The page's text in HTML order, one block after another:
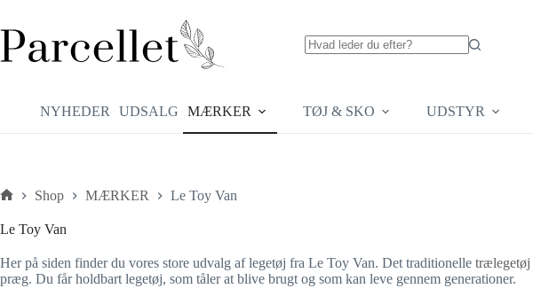
indhold
NYHEDER UDSALG MÆRKER TØJ & SKO UDSTYR
Shop MÆRKER Le Toy Van
Le Toy Van
Her på siden finder du vores store udvalg af legetøj fra Le Toy Van. Det traditionelle trælegetøj
præg. Du får holdbart legetøj, som tåler at blive brugt og som kan leve gennem generationer.